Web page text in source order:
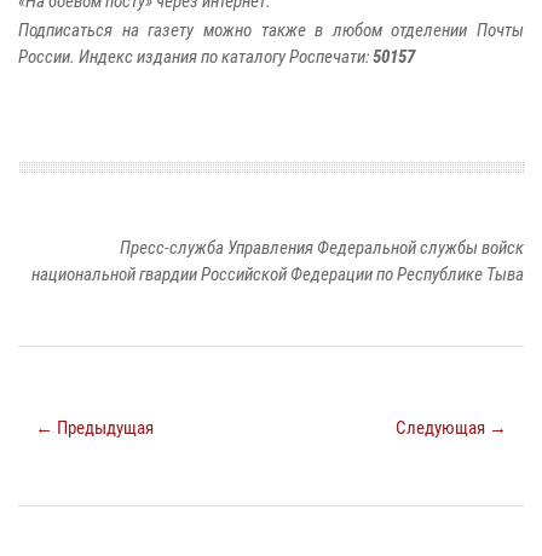
Подписаться на газету можно также в любом отделении Почты
России. Индекс издания по каталогу Роспечати:50157
Пресс-служба Управления Федеральной службы войск
национальной гвардии Российской Федерации по Республике Тыва
← Предыдущая Следующая →